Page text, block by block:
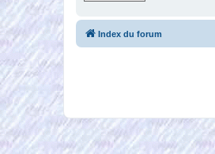
Index du forum